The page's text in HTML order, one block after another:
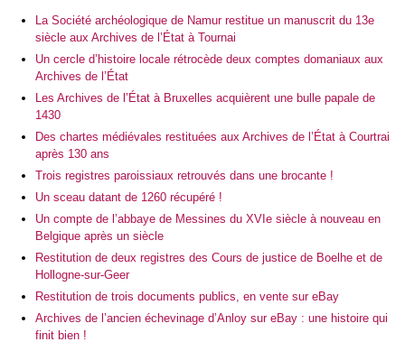
La Société archéologique de Namur restitue un manuscrit du 13e
siècle aux Archives de l’État à Tournai
Un cercle d’histoire locale rétrocède deux comptes domaniaux aux
Archives de l’État
Les Archives de l’État à Bruxelles acquièrent une bulle papale de
1430
Des chartes médiévales restituées aux Archives de l’État à Courtrai
après 130 ans
Trois registres paroissiaux retrouvés dans une brocante !
Un sceau datant de 1260 récupéré !
Un compte de l’abbaye de Messines du XVIe siècle à nouveau en
Belgique après un siècle
Restitution de deux registres des Cours de justice de Boelhe et de
Hollogne-sur-Geer
Restitution de trois documents publics, en vente sur eBay
Archives de l’ancien échevinage d’Anloy sur eBay : une histoire qui
finit bien !